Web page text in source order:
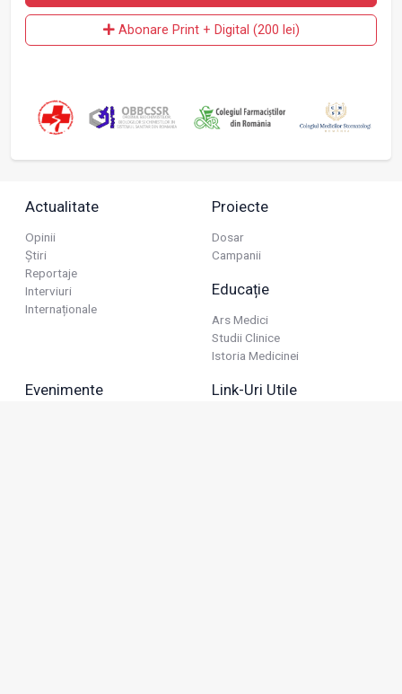
Abonare Print + Digital (200 lei)
Actualitate
Opinii
Știri
Reportaje
Interviuri
Internaționale
Proiecte
Dosar
Campanii
Educație
Ars Medici
Studii Clinice
Istoria Medicinei
Evenimente Link-Uri Utile